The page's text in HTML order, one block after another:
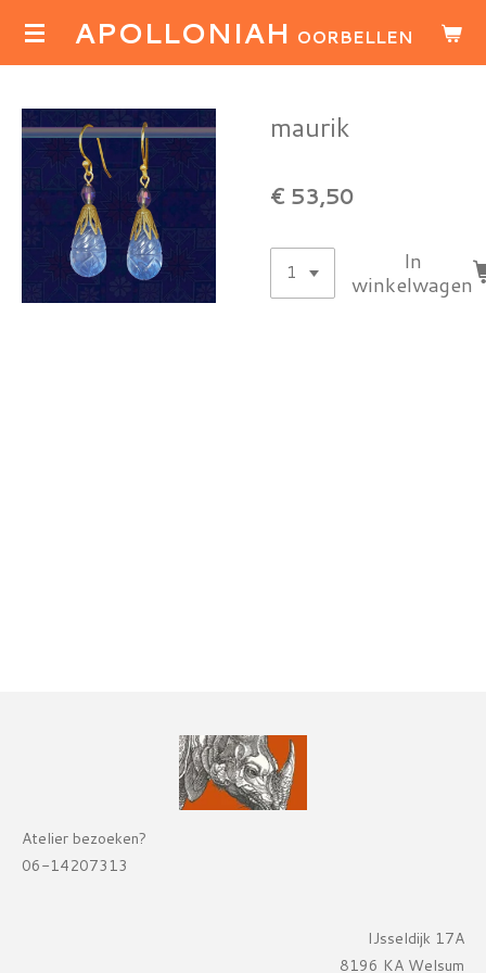
Ga
de
hoofdinhoud
APOLLONIAH OORBELLEN
maurik
€ 53,50
In
winkelwagen
Atelier bezoeken?
06-14207313
IJsseldijk 17A
8196 KA Welsum